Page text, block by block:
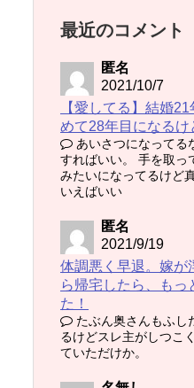
最近のコメント
匿名
2021/10/7
【愛してる】結婚
めて28年目になるけ
あいさつになってる
すればいい。 手を取っ
みたいになってるけど
いえばいい
匿名
2021/9/19
体調悪く早退。嫁が
ら帰宅したら、もっ
た！
たぶん奥さんもふし
るけどスレ主がしつこ
ていただけか。